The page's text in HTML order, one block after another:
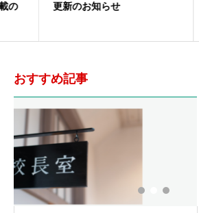
更新のお知らせ
オン
おすすめ記事